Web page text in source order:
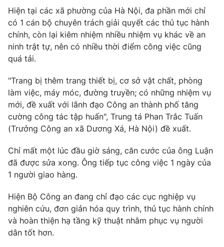
Tổng đài VTV: 024.38 355 931 - 024.38 355 932
Ðiện thoại Thời báo VTV: 024.66 897 897
Email: toasoan@vtv.vn
Liên hệ quảng cáo:
® Cấm sao chép dưới mọi hình thức nếu không có sự chấp
thuận bằng văn bản. Ghi rõ nguồn VTV.vn khi phát hành lại
thông tin từ website này.
Hiện tại các xã phường của Hà Nội, đa phần mới chỉ
có 1 cán bộ chuyên trách giải quyết các thủ tục hành
chính, còn lại kiêm nhiệm nhiều nhiệm vụ khác về an
ninh trật tự, nên có nhiều thời điểm công việc cũng
quá tải.
"Trang bị thêm trang thiết bị, cơ sở vật chất, phòng
làm việc, máy móc, đường truyền; có những nhiệm vụ
mới, đề xuất với lãnh đạo Công an thành phố tăng
cường công tác tập huấn", Trung tá Phan Trắc Tuấn
(Trưởng Công an xã Dương Xá, Hà Nội) đề xuất.
Chỉ mất một lúc đầu giờ sáng, căn cước của ông Luận
đã được sửa xong. Ông tiếp tục công việc 1 ngày của
1 người giao hàng.
Hiện Bộ Công an đang chỉ đạo các cục nghiệp vụ
nghiên cứu, đơn giản hóa quy trình, thủ tục hành chính
và hoàn thiện hạ tầng kỹ thuật nhằm phục vụ người
dân tốt hơn.